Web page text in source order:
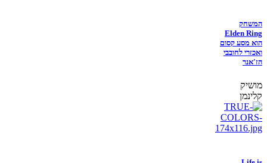
המשחק
Elden Ring
הוא מסע קסום
ואכזרי לחובבי
הז'אנר
מושיק
קלינמן